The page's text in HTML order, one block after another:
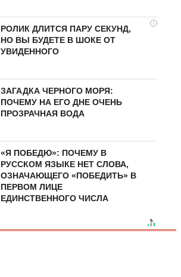
i
РОЛИК ДЛИТСЯ ПАРУ СЕКУНД,
НО ВЫ БУДЕТЕ В ШОКЕ ОТ
УВИДЕННОГО
ЗАГАДКА ЧЕРНОГО МОРЯ:
ПОЧЕМУ НА ЕГО ДНЕ ОЧЕНЬ
ПРОЗРАЧНАЯ ВОДА
«Я ПОБЕДЮ»: ПОЧЕМУ В
РУССКОМ ЯЗЫКЕ НЕТ СЛОВА,
ОЗНАЧАЮЩЕГО «ПОБЕДИТЬ» В
ПЕРВОМ ЛИЦЕ
ЕДИНСТВЕННОГО ЧИСЛА